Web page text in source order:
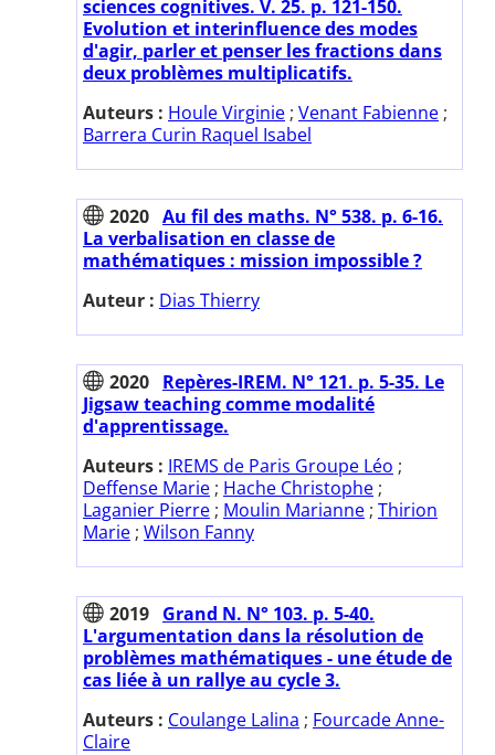
sciences cognitives. V. 25. p. 121-150.
Evolution et interinfluence des modes
d'agir, parler et penser les fractions dans
deux problèmes multiplicatifs.
Auteurs : Houle Virginie ; Venant Fabienne ;
Barrera Curin Raquel Isabel
2020 Au fil des maths. N° 538. p. 6-16.
La verbalisation en classe de
mathématiques : mission impossible ?
Auteur : Dias Thierry
2020 Repères-IREM. N° 121. p. 5-35. Le
Jigsaw teaching comme modalité
d'apprentissage.
Auteurs : IREMS de Paris Groupe Léo ;
Deffense Marie ; Hache Christophe ;
Laganier Pierre ; Moulin Marianne ; Thirion
Marie ; Wilson Fanny
2019 Grand N. N° 103. p. 5-40.
L'argumentation dans la résolution de
problèmes mathématiques - une étude de
cas liée à un rallye au cycle 3.
Auteurs : Coulange Lalina ; Fourcade Anne-
Claire